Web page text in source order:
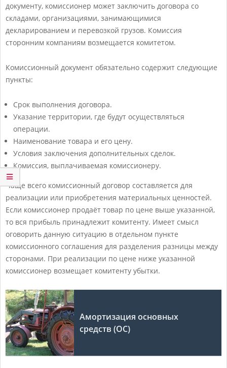
документу, комиссионер может заключить договора со
складами, организациями, занимающимися
декларированием и перевозкой грузов. Комиссия
сторонним компаниям возмещается комитетом.
Комиссионный документ обязательно содержит следующие
пункты:
Срок выполнения договора.
Указание территории, где будут осуществляться
операции.
Наименование товара и его цену.
Условия заключения дополнительных сделок.
Комиссия, выплачиваемая комиссионеру.
Чаще всего комиссионный договор составляется для
реализации или приобретения материальных ценностей.
Если комиссионер продаёт товар по цене выше указанной,
то вся прибыль принадлежит комитенту. Имеет смысл
оговорить данную ситуацию в отдельном пункте
комиссионного соглашения для разделения разницы между
сторонами. При реализации по цене ниже указанной
комиссионер возмещает комитенту убытки.
Амортизация основных
средств (ОС)